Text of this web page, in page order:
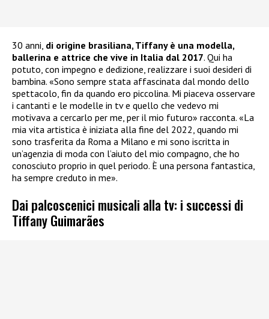
30 anni, di origine brasiliana, Tiffany è una modella,
ballerina e attrice che vive in Italia dal 2017. Qui ha
potuto, con impegno e dedizione, realizzare i suoi desideri di
bambina. «Sono sempre stata affascinata dal mondo dello
spettacolo, fin da quando ero piccolina. Mi piaceva osservare
i cantanti e le modelle in tv e quello che vedevo mi
motivava a cercarlo per me, per il mio futuro» racconta. «La
mia vita artistica è iniziata alla fine del 2022, quando mi
sono trasferita da Roma a Milano e mi sono iscritta in
un’agenzia di moda con l’aiuto del mio compagno, che ho
conosciuto proprio in quel periodo. È una persona fantastica,
ha sempre creduto in me».
Dai palcoscenici musicali alla tv: i successi di
Tiffany Guimarães